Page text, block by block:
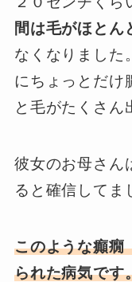
間は毛がほとん
なくなりました
にちょっとだけ
と毛がたくさん
彼女のお母さん
ると確信してま
このような癲癇
られた病気です